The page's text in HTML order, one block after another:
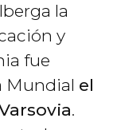
la
y
fue
Mundial el
.